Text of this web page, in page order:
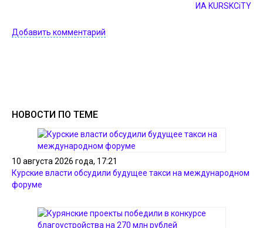
ИА KURSKCiTY
Добавить комментарий
НОВОСТИ ПО ТЕМЕ
10 августа 2026 года, 17:21
Курские власти обсудили будущее такси на международном
форуме